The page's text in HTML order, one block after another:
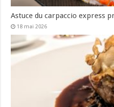
Astuce du carpaccio express
18 mai 2026